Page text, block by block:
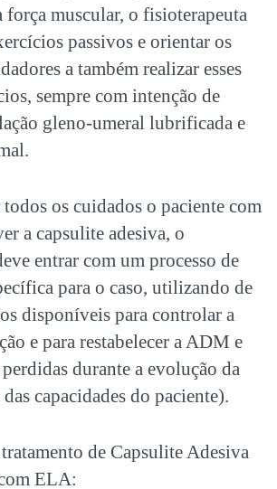
força muscular, o fisioterapeuta
passivos e orientar os
a também realizar esses
sempre com intenção de
gleno-umeral lubrificada e
todos os cuidados o paciente com
a capsulite adesiva, o
entrar com um processo de
para o caso, utilizando de
disponíveis para controlar a
e para restabelecer a ADM e
durante a evolução da
capacidades do paciente).
de Capsulite Adesiva
ELA: